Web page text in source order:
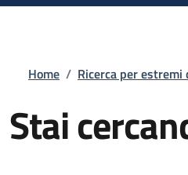
Briciole di
Home / Ricerca per
Stai